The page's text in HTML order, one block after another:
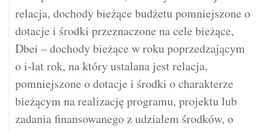
relacja, dochody bieżące budżetu pomniejszone o
dotacje i środki przeznaczone na cele bieżące,
Dbei – dochody bieżące w roku poprzedzającym
o i-lat rok, na który ustalana jest relacja,
pomniejszone o dotacje i środki o charakterze
bieżącym na realizację programu, projektu lub
zadania finansowanego z udziałem środków, o